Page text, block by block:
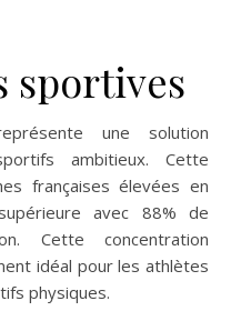
sportives
une solution
ambitieux. Cette
françaises élevées en
avec 88% de
Cette concentration
idéal pour les athlètes
physiques.